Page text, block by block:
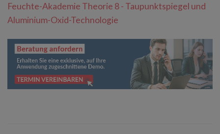
Feuchte-Akademie Theorie 8 - Taupunktspiegel und
Aluminium-Oxid-Technologie